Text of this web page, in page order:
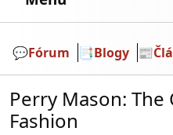
💬️Fórum 📑Blogy 📰
Perry Mason: The
Fashion